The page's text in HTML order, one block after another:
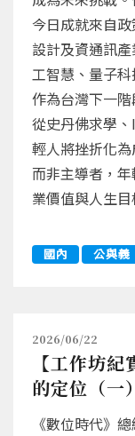
今日成就來自
設計及資通訊
工智慧、量子科
作為台灣下一
從史丹佛求學
輕人將挫折化
而非主導者，
業價值與人生
國內 公與義
2026/06/22
【工作坊
的定位（一）
《數位時代》